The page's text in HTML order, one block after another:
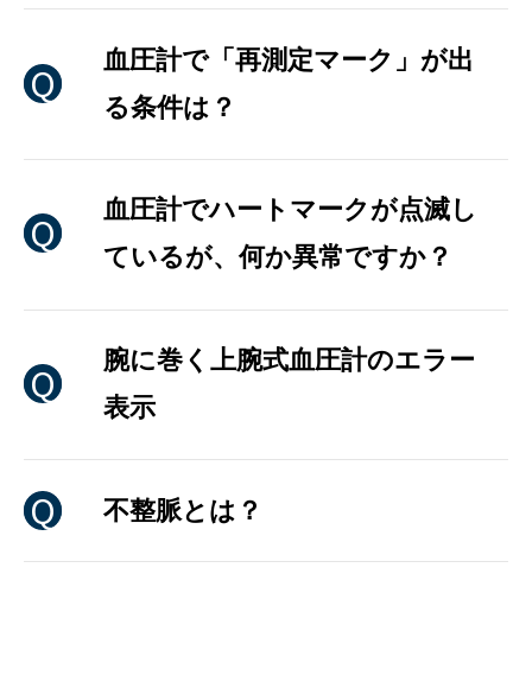
血圧計で「再測定マーク」が出
る条件は？
血圧計でハートマークが点滅し
ているが、何か異常ですか？
腕に巻く上腕式血圧計のエラー
表示
不整脈とは？